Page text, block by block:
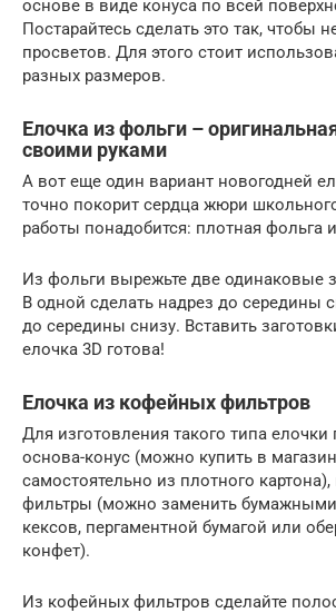
основе в виде конуса по всей
Постарайтесь сделать это так, чтобы
просветов. Для этого стоит
разных размеров.
Елочка из фольги –
своими руками
А вот еще один вариант новогодней
точно покорит сердца жюри
работы понадобится: плотная фольга
Из фольги вырежьте две одинаковые
В одной сделать надрез до середины
до середины снизу. Вставить
елочка 3D готова!
Елочка из кофейных фильтров
Для изготовления такого типа елочки
основа-конус (можно купить в
самостоятельно из плотного
фильтры (можно заменить
кексов, пергаментной бумагой или
конфет).
Из кофейных фильтров сделайте